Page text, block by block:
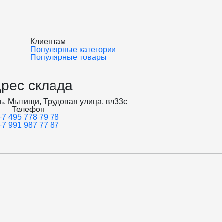
Клиентам
Популярные категории
Популярные товары
склада
Мытищи, Трудовая улица, вл33с
Телефон
495 778 79 78
991 987 77 87